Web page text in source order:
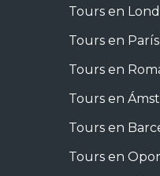
Tours en
Tours en París
Tours en
Tours en
Tours en
Tours en